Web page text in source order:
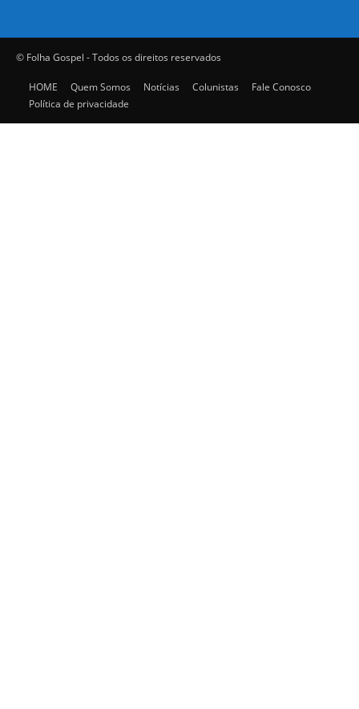
© Folha Gospel - Todos os direitos reservados
HOME Quem Somos Notícias Colunistas
Fale Conosco
Política de privacidade